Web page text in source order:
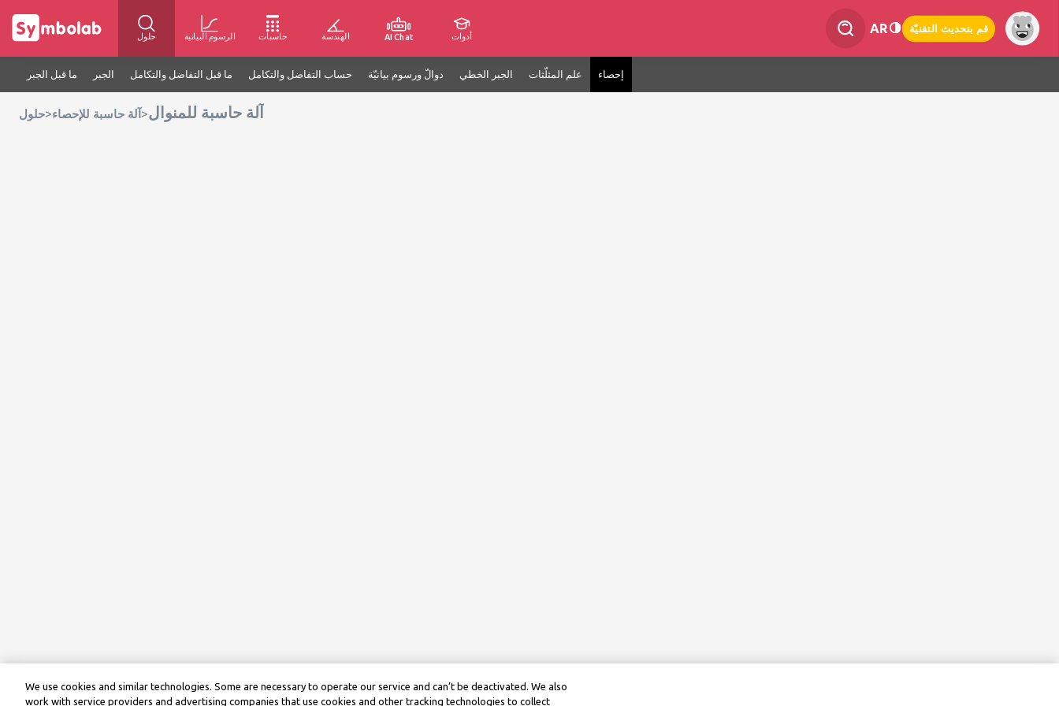
حلول الرسوم البيانية حاسبات الهندسة AI Chat أدوات
AR قم بتحديث التقنيّة
ما قبل الجبر الجبر ما قبل التفاضل والتكامل حساب التفاضل والتكامل دوالّ ورسوم بيانيّة الجبر الخطي علم المثلّثات إحصاء
حلول>آلة حاسبة للإحصاء >آلة حاسبة للمنوال
We use cookies and similar technologies. Some are necessary to operate our service and can’t be deactivated. We also
work with service providers and advertising companies that use cookies and other tracking technologies to collect